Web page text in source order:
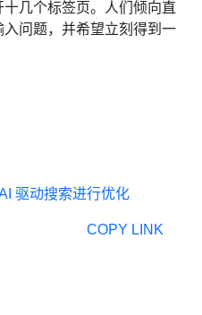
驱动搜索进行优化
COPY LINK
几个标签页。人们倾向直
问题，并希望立刻得到一